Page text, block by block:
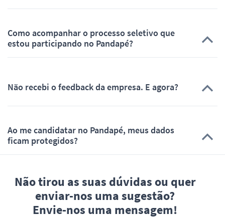
Como acompanhar o processo seletivo que
estou participando no Pandapé?
Não recebi o feedback da empresa. E agora?
Ao me candidatar no Pandapé, meus dados
ficam protegidos?
Não tirou as suas dúvidas ou quer
enviar-nos uma sugestão?
Envie-nos uma mensagem!